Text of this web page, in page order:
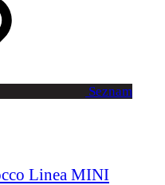
Seznam
Linea MINI